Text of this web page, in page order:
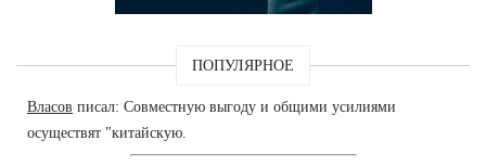
ПОПУЛЯРНОЕ
Власов писал: Совместную выгоду и общими усилиями
осуществят "китайскую.